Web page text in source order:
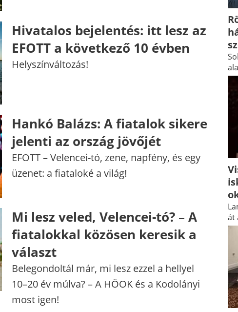
Hivatalos bejelentés: itt lesz az
EFOTT a következő 10 évben
Helyszínváltozás!
Hankó Balázs: A fiatalok sikere
jelenti az ország jövőjét
EFOTT – ​Velencei-tó, zene, napfény, és egy
üzenet: a fiataloké a világ!
Mi lesz veled, Velencei-tó? – A
fiatalokkal közösen keresik a
választ
Belegondoltál már, mi lesz ezzel a hellyel
10–20 év múlva? – A HÖOK és a Kodolányi
most igen!
át